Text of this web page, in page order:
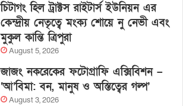
চিটাগং হিল ট্রাক্টস রাইটার্স ইউনিয়ন এর
কেন্দ্রীয় নেতৃত্বে মংক্য শোয়ে নু নেভী এবং
মুকুল কান্তি ত্রিপুরা
August 5, 2026
জাজং নকরেকের ফটোগ্রাফি এক্সিবিশন –
‘আ’বিমা: বন, মানুষ ও অস্তিত্বের গল্প’
August 3, 2026